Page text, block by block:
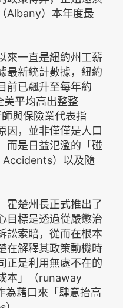
Albany）本年度最
來一直是紐約州工薪
最新統計數據，紐約
前已飆升至每年約
平均高出整整
與保險業代表指
因，並非僅僅是人口
而是日益氾濫的「碰
Accidents）以及隨
霍楚州長正式推出了
目標是透過從嚴懲治
訟索賠，從而在根本
在解釋其政策動機時
正是利用無處不在的
本」（runaway
藉口來「肆意抬高